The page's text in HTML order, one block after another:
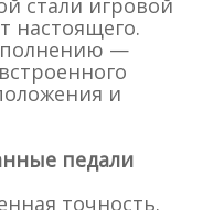
настоящего.
—
и
педали
точность.